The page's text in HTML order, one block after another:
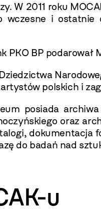
W 2011 roku
wczesne i
BP podarował
polskich i
posiada
oraz
do badań nad
u